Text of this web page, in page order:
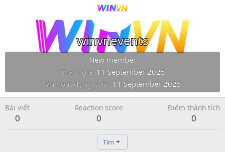
winvnevents
New member
Tham gia 11 September 2025
lần hoạt động cuối
11 September 2025
Bài viết
0
Reaction score
0
Điểm thành tích
0
Tìm